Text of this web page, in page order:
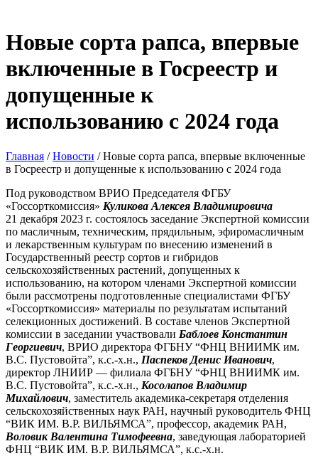
Новые сорта рапса, впервые
включенные в Госреестр и
допущенные к
использованию с 2024 года
Главная /Новости /Новые сорта рапса, впервые включенные
в Госреестр и допущенные к использованию с 2024 года
Под руководством ВРИО Председателя ФГБУ
«Госсорткомиссия» Куликова Алексея Владимировича
21 декабря 2023 г. состоялось заседание Экспертной комиссии
по масличным, техническим, прядильным, эфиромасличным
и лекарственным культурам по внесению изменений в
Государственный реестр сортов и гибридов
сельскохозяйственных растений, допущенных к
использованию, на котором членами Экспертной комиссии
были рассмотрены подготовленные специалистами ФГБУ
«Госсорткомиссия» материалы по результатам испытаний
селекционных достижений. В составе членов Экспертной
комиссии в заседании участвовали Баблоев Константин
Георгиевич, ВРИО директора ФГБНУ “ФНЦ ВНИИМК им.
В.С. Пустовойта”, к.с.-х.н., Паспеков Денис Иванович,
директор ЛНИИР — филиала ФГБНУ “ФНЦ ВНИИМК им.
В.С. Пустовойта”, к.с.-х.н., Косолапов Владимир
Михайлович, заместитель академика-секретаря отделения
сельскохозяйственных наук РАН, научный руководитель ФНЦ
“ВИК ИМ. В.Р. ВИЛЬЯМСА”, профессор, академик РАН,
Воловик Валентина Тимофеевна, заведующая лабораторией
ФНЦ “ВИК ИМ. В.Р. ВИЛЬЯМСА”, к.с.-х.н.